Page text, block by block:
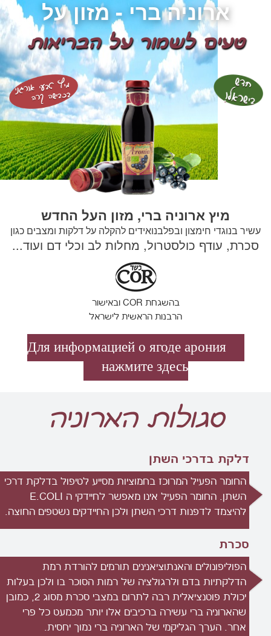
ארוניה ברי - מזון על
טעים לשמור על הבריאות
מיץ ארוניה ברי, מזון העל החדש
עשיר בנוגדי חימצון ובפלבנואידים להקלה על דלקות ומצבים כגון
סכרת, עודף כולסטרול, מחלות לב וכלי דם ועוד...
בהשגחת COR ובאישור
הרבנות הראשית לישראל
Для информацией о ягоде арония
нажмите здесь
סגולות הארוניה
דלקת בדרכי השתן
החומר הפעיל המרוכז בחמוציות מסייע לטיפול בדלקת דרכי
השתן. החומר הפעיל אינו מאפשר לחיידקי ה E.COLI
להיצמד לדפנות דרכי השתן ולכן החיידקים נשטפים החוצה.
סכרת
הפוליפונולים והאנתוציאנינים תורמים להורדת רמת
הדלקתיות בדם ולרגולציה של רמות הסוכר בו ולכן בעלות
יכולת פוטנציאלית רבה לתרום במצבי סכרת מסוג 2, כמובן
שהארוניה ברי עשירה ברכיבים אלו יותר מכמעט כל פרי
אחר. הערך הגליקמי של הארוניה ברי נמוך יחסית.